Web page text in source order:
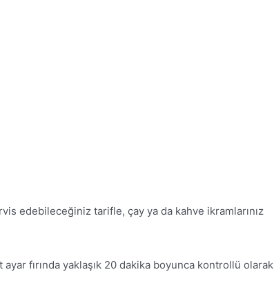
edebileceğiniz tarifle, çay ya da kahve ikramlarınız
fırında yaklaşık 20 dakika boyunca kontrollü olarak